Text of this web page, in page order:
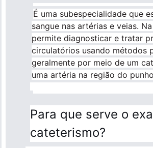
É uma subespecialidade que
sangue nas artérias e veias.
permite diagnosticar e tratar
circulatórios usando métodos
geralmente por meio de um
uma artéria na região do
Para que serve o
cateterismo?